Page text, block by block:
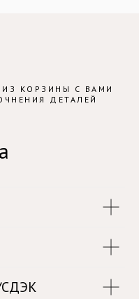
КОРЗИНЫ С ВАМИ
ДЕТАЛЕЙ
СДЭК